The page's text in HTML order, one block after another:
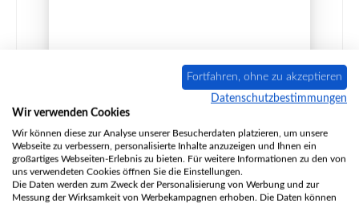
Produktnummer:01006452
Hersteller: Caminos
Fortfahren, ohne zu akzeptieren
Datenschutzbestimmungen
Wir verwenden Cookies
Wir können diese zur Analyse unserer Besucherdaten platzieren, um unsere
Webseite zu verbessern, personalisierte Inhalte anzuzeigen und Ihnen ein
großartiges Webseiten-Erlebnis zu bieten. Für weitere Informationen zu den von
uns verwendeten Cookies öffnen Sie die Einstellungen.
Die Daten werden zum Zweck der Personalisierung von Werbung und zur
Messung der Wirksamkeit von Werbekampagnen erhoben. Die Daten können